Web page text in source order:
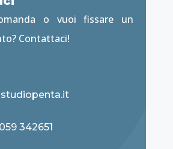
o vuoi fissare un
Contattaci!
342651